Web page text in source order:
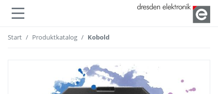
Navigation ein- oder
Start Produktkatalog Kobold